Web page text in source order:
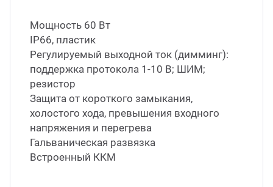
модули питания
DC преобразователи
AC инверторы
DC преобразователи
Мощность 60 Вт
IP66, пластик
Регулируемый выходной ток (димминг):
поддержка протокола 1-10 В; ШИМ;
резистор
Защита от короткого замыкания,
холостого хода, превышения входного
напряжения и перегрева
Гальваническая развязка
Встроенный ККМ